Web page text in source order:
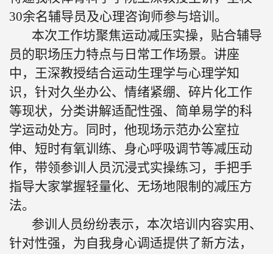
30余名辅导员及心理咨询师参与培训。
本次工作坊聚焦运动减压实操，贴合辅导
员的职场压力特点与日常工作场景。讲座
中，王深教授结合运动生理学与心理学知
识，针对久坐办公、情绪紧绷、碎片化工作
等现状，分类讲解适配性强、简单易学的科
学运动处方。同时，他现场示范办公室拉
伸、短时有氧训练、身心呼吸调节等减压动
作，带领参训人员沉浸式实操练习，手把手
指导大家掌握轻量化、无场地限制的减压方
法。
参训人员纷纷表示，本次培训内容实用、
针对性强，为自我身心调适提供了新方法，